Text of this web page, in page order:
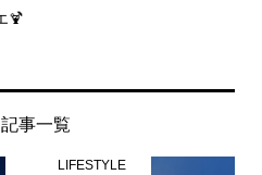
🍹
事一覧
LIFESTYLE